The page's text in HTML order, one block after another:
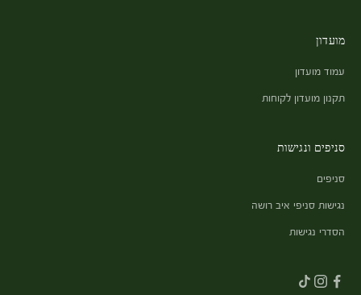
מועדון
עמוד מועדון
תקנון מועדון לקוחות
סניפים ונגישות
סניפים
נגישות סניפי איב רושה
הסדרי נגישות